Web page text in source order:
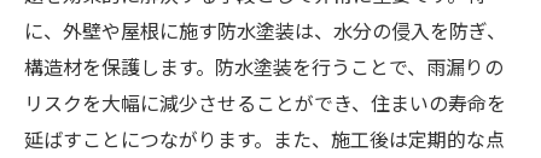
に、外壁や屋根に施す防水塗装は、水分の侵入を防ぎ、
構造材を保護します。防水塗装を行うことで、雨漏りの
リスクを大幅に減少させることができ、住まいの寿命を
延ばすことにつながります。また、施工後は定期的な点